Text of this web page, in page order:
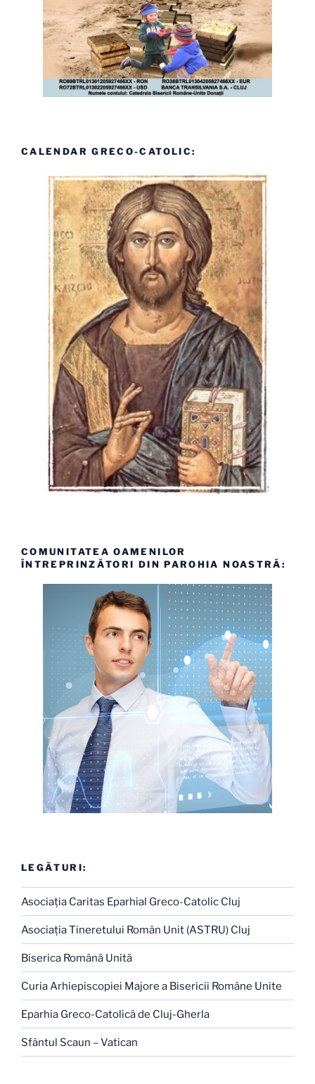
CALENDAR GRECO-CATOLIC:
COMUNITATEA OAMENILOR
ÎNTREPRINZĂTORI DIN PAROHIA NOASTRĂ:
LEGĂTURI:
Asociaţia Caritas Eparhial Greco-Catolic Cluj
Asociaţia Tineretului Român Unit (ASTRU) Cluj
Biserica Română Unită
Curia Arhiepiscopiei Majore a Bisericii Române Unite
Eparhia Greco-Catolică de Cluj-Gherla
Sfântul Scaun – Vatican